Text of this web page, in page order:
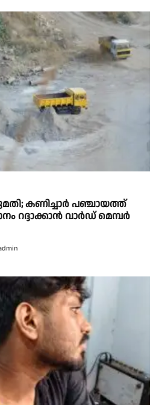
കണിച്ചാർ പഞ്ചായത്ത്
റദ്ദാക്കാൻ വാർഡ് മെമ്പർ